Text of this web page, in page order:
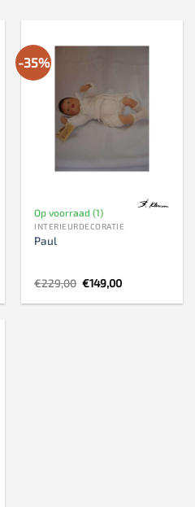
-35%
Op voorraad (1)
INTERIEURDECORATIE
Paul
€229,00 Oorspronkelijke
prijs
was:
€149,00Huidige
is: